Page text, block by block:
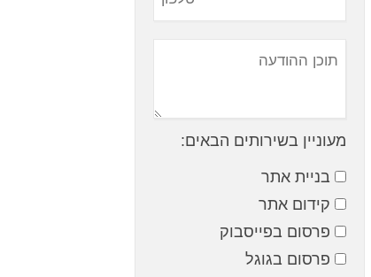
מעוניין בשירותים הבאים:
בניית אתר
קידום אתר
פרסום בפייסבוק
פרסום בגוגל